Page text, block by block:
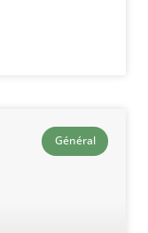
Général